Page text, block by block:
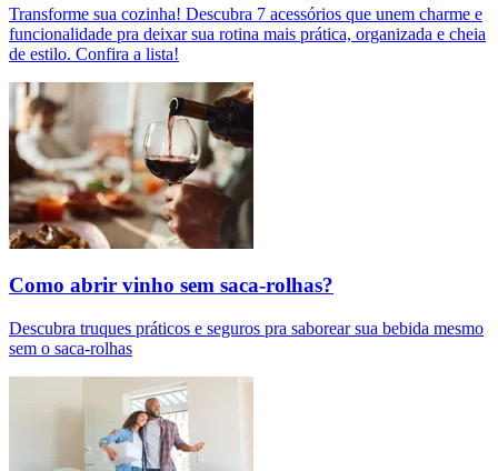
Transforme sua cozinha! Descubra 7 acessórios que unem charme e
funcionalidade pra deixar sua rotina mais prática, organizada e cheia
de estilo. Confira a lista!
Como abrir vinho sem saca-rolhas?
Descubra truques práticos e seguros pra saborear sua bebida mesmo
sem o saca-rolhas